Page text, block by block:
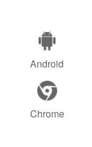
Android
Chrome